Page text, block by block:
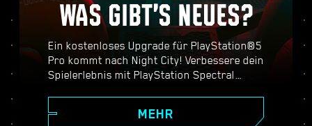
WAS GIBT’S NEUES?
Ein kostenloses Upgrade für PlayStation®5
Pro kommt nach Night City! Verbessere dein
Spielerlebnis mit PlayStation Spectral
und mehr. Wähle aus drei Grafikmodi aus
MEHR